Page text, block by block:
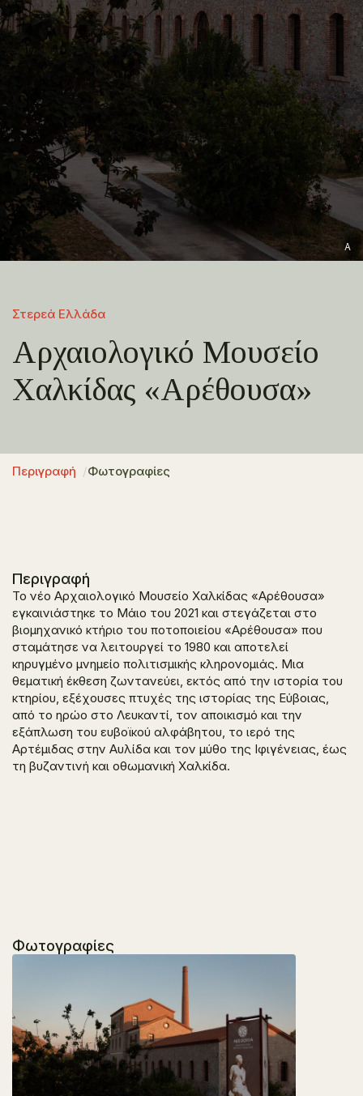
A
Στερεά Ελλάδα
Αρχαιολογικό Μουσείο
Χαλκίδας «Αρέθουσα»
Περιγραφή Φωτογραφίες
Περιγραφή
Το νέο Αρχαιολογικό Μουσείο Χαλκίδας «Αρέθουσα»
εγκαινιάστηκε το Μάιο του 2021 και στεγάζεται στο
βιομηχανικό κτήριο του ποτοποιείου «Αρέθουσα» που
σταμάτησε να λειτουργεί το 1980 και αποτελεί
κηρυγμένο μνημείο πολιτισμικής κληρονομιάς. Μια
θεματική έκθεση ζωντανεύει, εκτός από την ιστορία του
κτηρίου, εξέχουσες πτυχές της ιστορίας της Εύβοιας,
από το ηρώο στο Λευκαντί, τον αποικισμό και την
εξάπλωση του ευβοϊκού αλφάβητου, το ιερό της
Αρτέμιδας στην Αυλίδα και τον μύθο της Ιφιγένειας, έως
τη βυζαντινή και οθωμανική Χαλκίδα.
Φωτογραφίες